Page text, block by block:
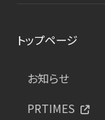
トップページ
お知らせ
PRTIMES